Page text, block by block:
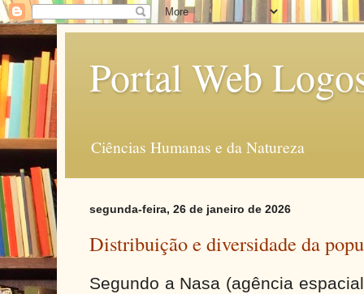
Portal Web
Ciências Humanas e da Natureza
segunda-feira, 26 de janeiro de 2026
Distribuição e diversidade da
Segundo a Nasa (agência